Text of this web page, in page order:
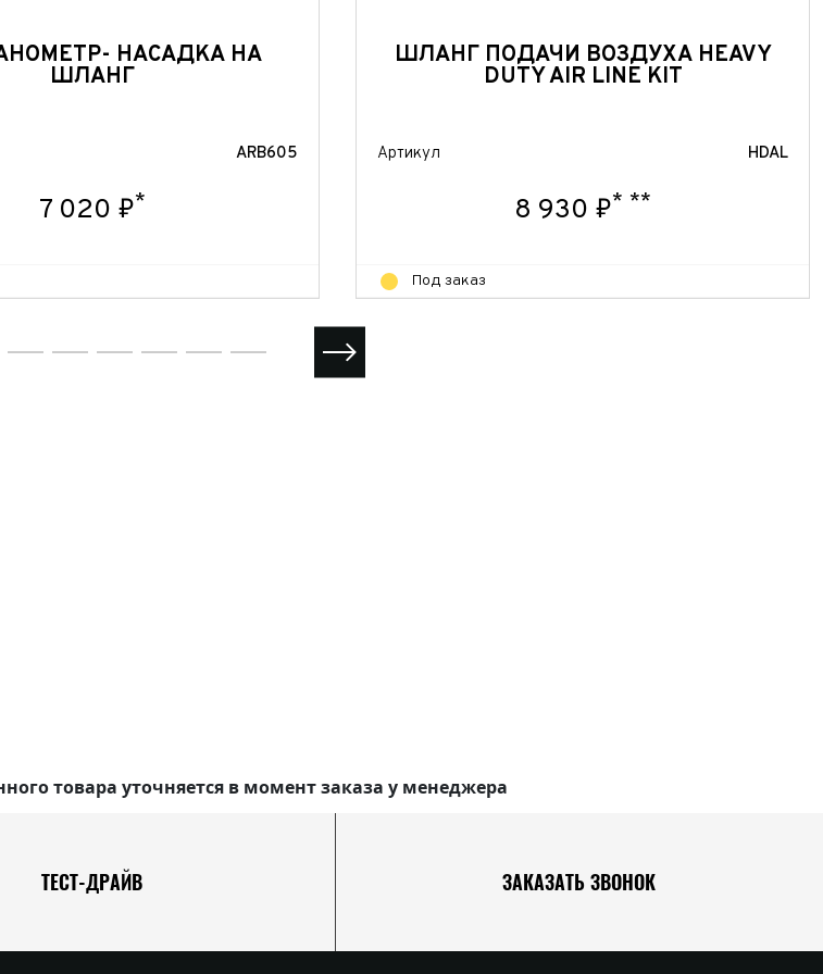
НАСАДКА НА
ШЛАНГ
ARB605
7 020 ₽*
ШЛАНГ ПОДАЧИ ВОЗДУХА HEAVY
DUTY AIR LINE KIT
Артикул HDAL
8 930 ₽* **
Под заказ
товара уточняется в момент заказа у менеджера
ТЕСТ-ДРАЙВ ЗАКАЗАТЬ ЗВОНОК